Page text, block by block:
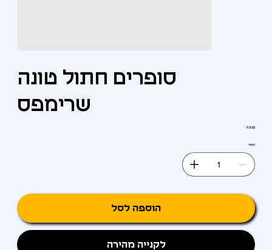
סופרים חתול טונה
שרימפס
מחיר
‏9.00 ‏₪
כמות
הוספה לסל
לקנייה מהירה